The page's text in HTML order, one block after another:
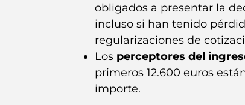
obligados a presentar la
incluso si han tenido
regularizaciones de
Los perceptores del
primeros 12.600 euros
importe.